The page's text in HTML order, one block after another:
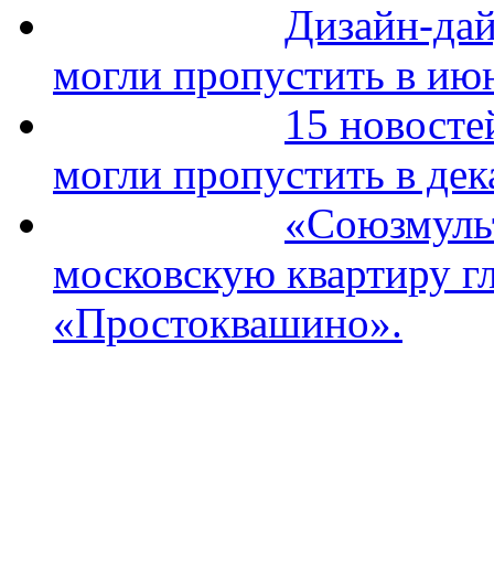
Дизайн-
могли пропустить в
15
могли пропустить в
московскую квартиру
«Простоквашино».